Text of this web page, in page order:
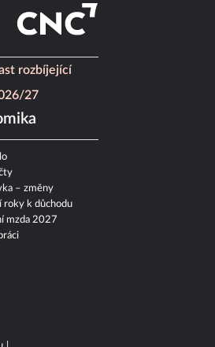
rozbíjející
27
– změny
roky k důchodu
mzda 2027